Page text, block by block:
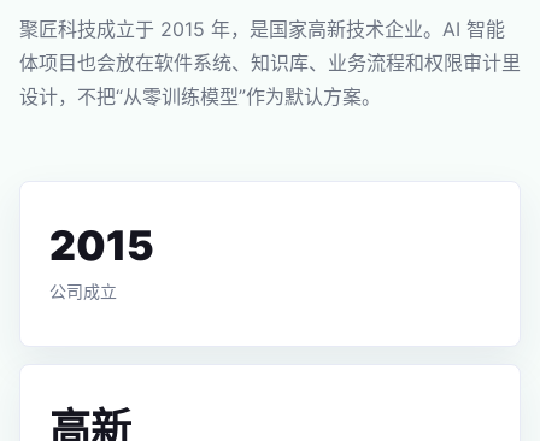
聚匠科技成立于 2015 年，是国家高新技术企业。AI 智能
体项目也会放在软件系统、知识库、业务流程和权限审计里
设计，不把“从零训练模型”作为默认方案。
2015
公司成立
高新